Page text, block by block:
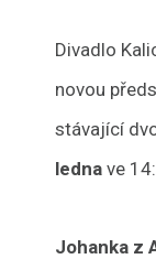
Divadlo
novou
stávající
ledna ve
Johanka z